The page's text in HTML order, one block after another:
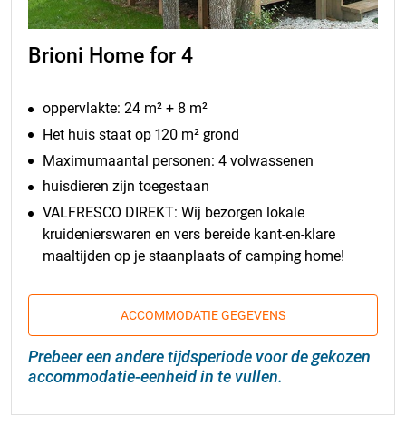
Brioni Home for 4
oppervlakte: 24 m² + 8 m²
Het huis staat op 120 m² grond
Maximumaantal personen: 4 volwassenen
huisdieren zijn toegestaan
VALFRESCO DIREKT: Wij bezorgen lokale
kruidenierswaren en vers bereide kant-en-klare
maaltijden op je staanplaats of camping home!
ACCOMMODATIE GEGEVENS
Prebeer een andere tijdsperiode voor de gekozen
accommodatie-eenheid in te vullen.